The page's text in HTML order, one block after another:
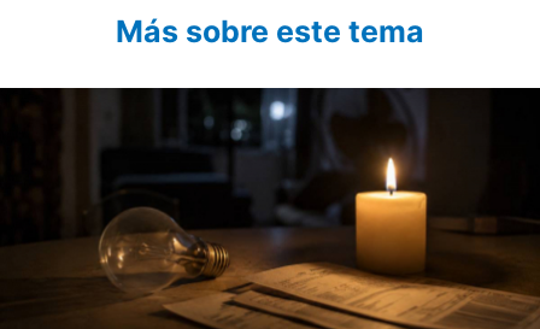
Más sobre este tema